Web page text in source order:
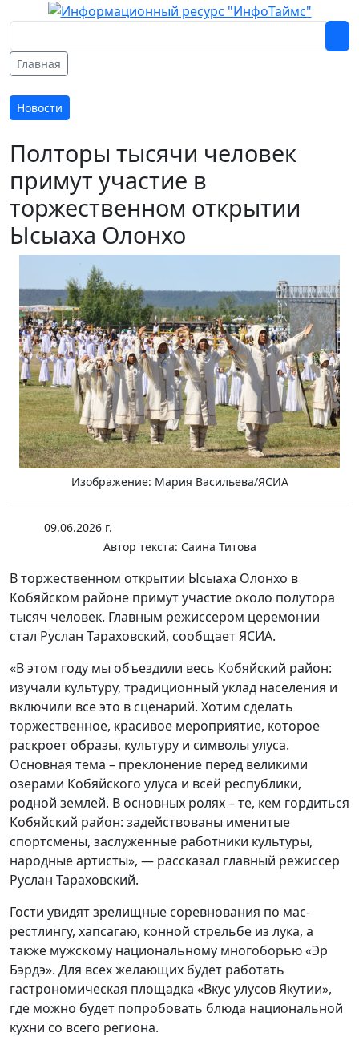
Главная
Новости
Полторы тысячи человек
примут участие в
торжественном открытии
Ысыаха Олонхо
Изображение: Мария Васильева/ЯСИА
09.06.2026 г.
Автор текста: Саина Титова
В торжественном открытии Ысыаха Олонхо в
Кобяйском районе примут участие около полутора
тысяч человек. Главным режиссером церемонии
стал Руслан Тараховский, сообщает ЯСИА.
«В этом году мы объездили весь Кобяйский район:
изучали культуру, традиционный уклад населения и
включили все это в сценарий. Хотим сделать
торжественное, красивое мероприятие, которое
раскроет образы, культуру и символы улуса.
Основная тема – преклонение перед великими
озерами Кобяйского улуса и всей республики,
родной землей. В основных ролях – те, кем гордиться
Кобяйский район: задействованы именитые
спортсмены, заслуженные работники культуры,
народные артисты», — рассказал главный режиссер
Руслан Тараховский.
Гости увидят зрелищные соревнования по мас-
рестлингу, хапсагаю, конной стрельбе из лука, а
также мужскому национальному многоборью «Эр
Бэрдэ». Для всех желающих будет работать
гастрономическая площадка «Вкус улусов Якутии»,
где можно будет попробовать блюда национальной
кухни со всего региона.